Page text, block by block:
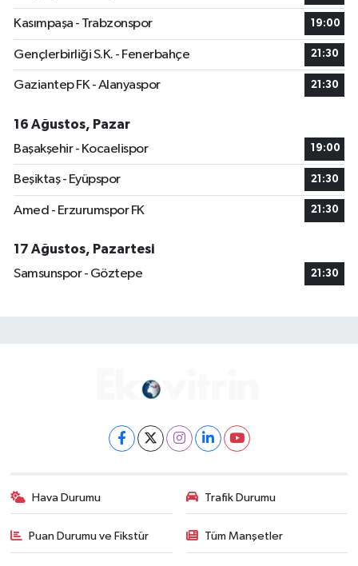
Kasımpaşa - Trabzonspor 19:00
Gençlerbirliği S.K. - Fenerbahçe 21:30
Gaziantep FK - Alanyaspor 21:30
16 Ağustos, Pazar
Başakşehir - Kocaelispor
19:00
Beşiktaş - Eyüpspor 21:30
Amed - Erzurumspor FK 21:30
17 Ağustos, Pazartesi
Samsunspor - Göztepe
21:30
Hava Durumu Trafik Durumu
Puan Durumu ve Fikstür Tüm Manşetler